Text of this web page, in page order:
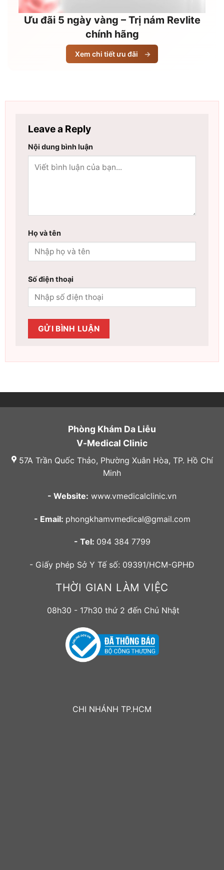
Ưu đãi 5 ngày vàng – Trị nám Revlite
chính hãng
Xem chi tiết ưu đãi →
Leave a Reply
Nội dung bình luận
Họ và tên
Số điện thoại
Phòng Khám Da Liễu
V-Medical Clinic
57A Trần Quốc Thảo, Phường Xuân Hòa, TP. Hồ Chí
Minh
- Website: www.vmedicalclinic.vn
- Email: phongkhamvmedical@gmail.com
- Tel: 094 384 7799
- Giấy phép Sở Y Tế số: 09391/HCM-GPHĐ
THỜI GIAN LÀM VIỆC
08h30 - 17h30 thứ 2 đến Chủ Nhật
CHI NHÁNH TP.HCM